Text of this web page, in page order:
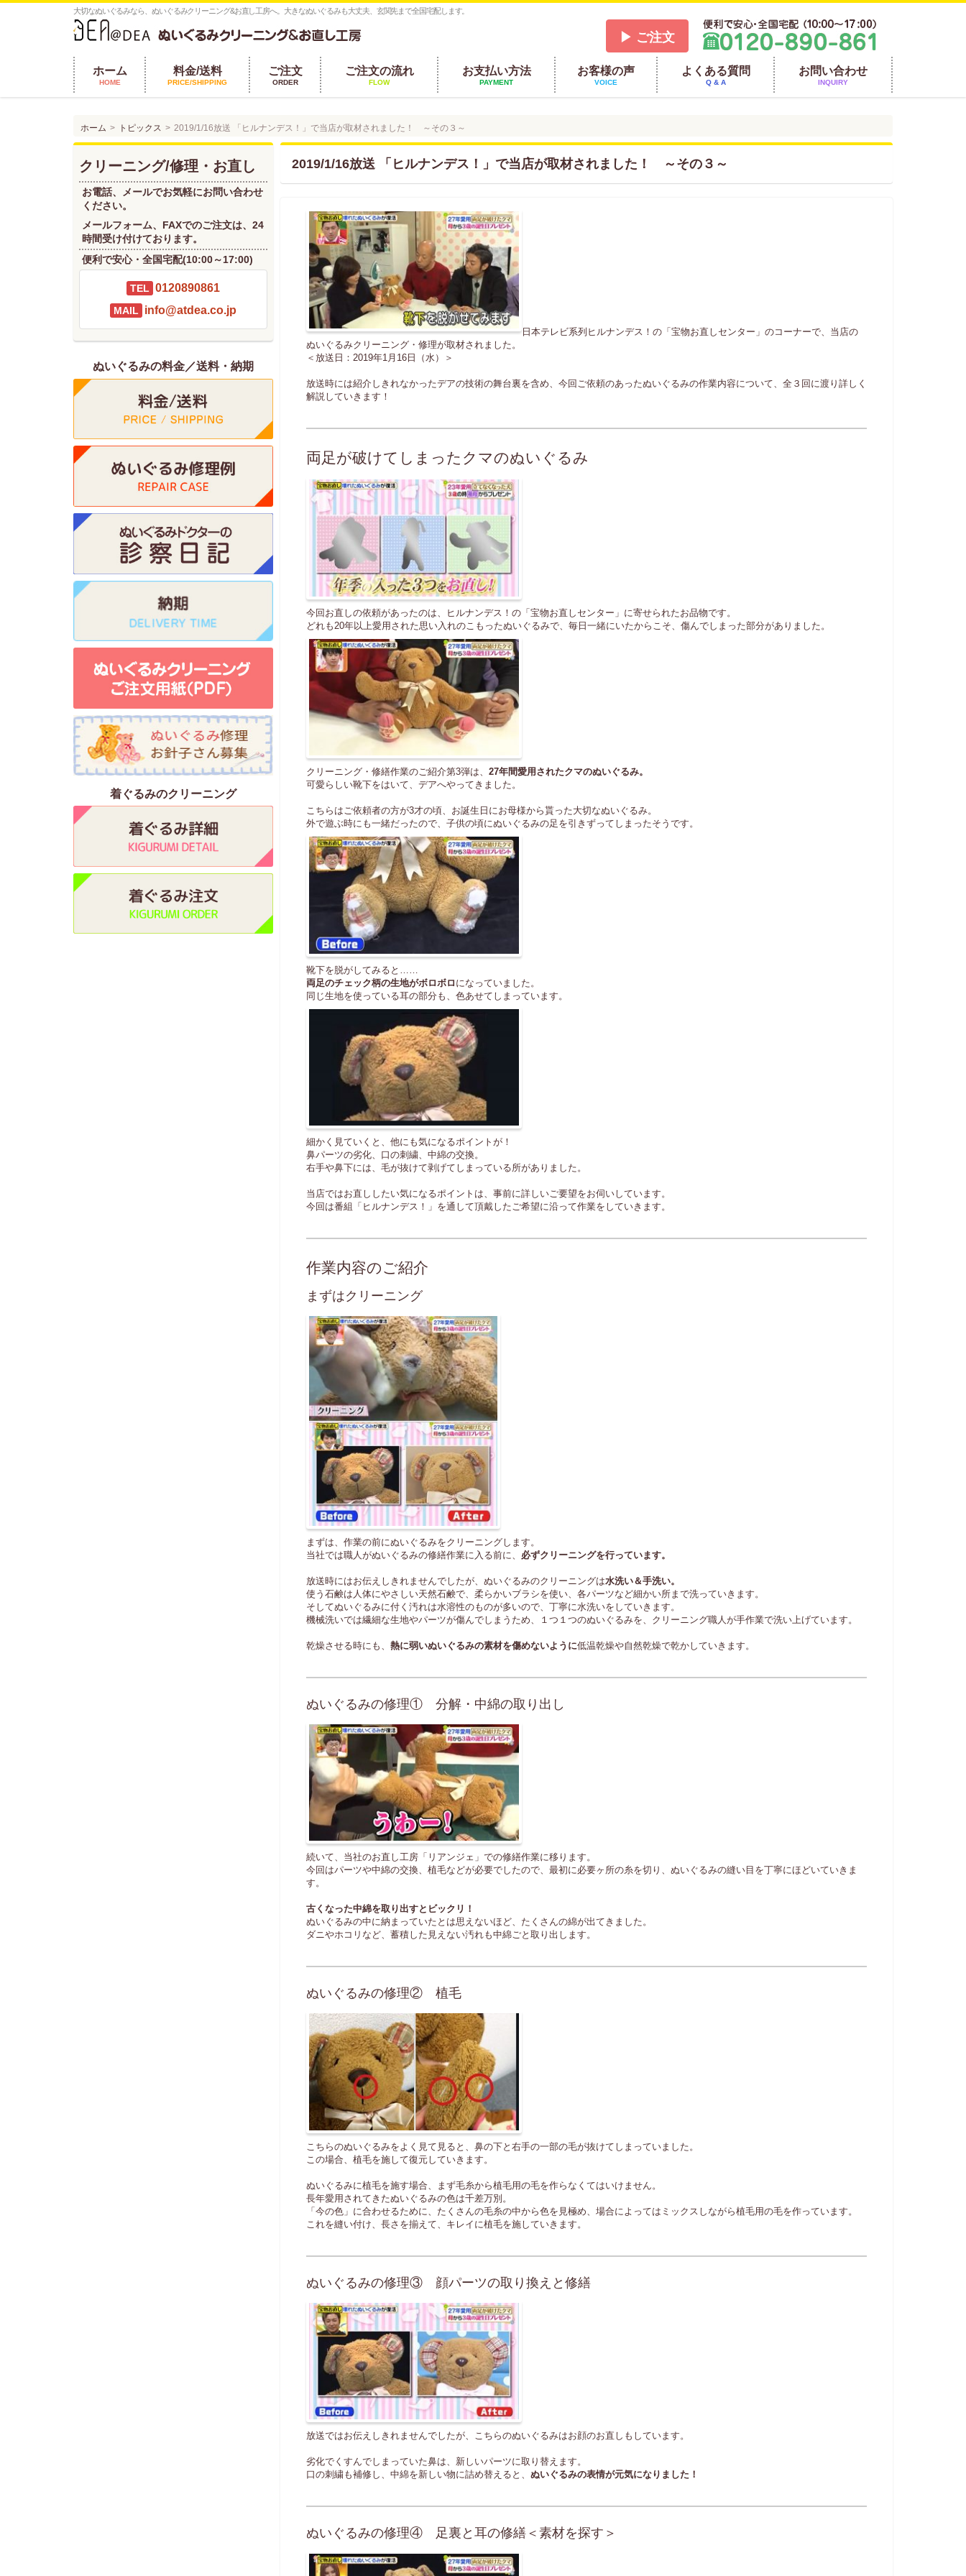
大切なぬいぐるみなら、ぬいぐるみクリーニング&お直し工房へ。大きなぬいぐるみも大丈夫、玄関先まで全国宅配します。
▶ ご注文
ホーム
HOME
料金/送料
PRICE/SHIPPING
ご注文
ORDER
ご注文の流れ
FLOW
お支払い方法
PAYMENT
お客様の声
VOICE
よくある質問
Q & A
お問い合わせ
INQUIRY
ホーム トピックス 2019/1/16放送 「ヒルナンデス！」で当店が取材されました！ ～その３～
2019/1/16放送 「ヒルナンデス！」で当店が取材されました！ ～その３～
日本テレビ系列ヒルナンデス！の「宝物お直しセンター」のコーナーで、当店の
ぬいぐるみクリーニング・修理が取材されました。
＜放送日：2019年1月16日（水）＞
放送時には紹介しきれなかったデアの技術の舞台裏を含め、今回ご依頼のあったぬいぐるみの作業内容について、全３回に渡り詳しく
解説していきます！
両足が破けてしまったクマのぬいぐるみ
今回お直しの依頼があったのは、ヒルナンデス！の「宝物お直しセンター」に寄せられたお品物です。
どれも20年以上愛用された思い入れのこもったぬいぐるみで、毎日一緒にいたからこそ、傷んでしまった部分がありました。
クリーニング・修繕作業のご紹介第3弾は、 27年間愛用されたクマのぬいぐるみ。
可愛らしい靴下をはいて、デアへやってきました。
こちらはご依頼者の方が3才の頃、お誕生日にお母様から貰った大切なぬいぐるみ。
外で遊ぶ時にも一緒だったので、子供の頃にぬいぐるみの足を引きずってしまったそうです。
靴下を脱がしてみると……
両足のチェック柄の生地がボロボロ になっていました。
同じ生地を使っている耳の部分も、色あせてしまっています。
細かく見ていくと、他にも気になるポイントが！
鼻パーツの劣化、口の刺繍、中綿の交換。
右手や鼻下には、毛が抜けて剥げてしまっている所がありました。
当店ではお直ししたい気になるポイントは、事前に詳しいご要望をお伺いしています。
今回は番組「ヒルナンデス！」を通して頂戴したご希望に沿って作業をしていきます。
作業内容のご紹介
まずはクリーニング
まずは、作業の前にぬいぐるみをクリーニングします。
当社では職人がぬいぐるみの修繕作業に入る前に、 必ずクリーニングを行っています。
放送時にはお伝えしきれませんでしたが、ぬいぐるみのクリーニングは水洗い＆手洗い。
使う石鹸は人体にやさしい天然石鹸で、柔らかいブラシを使い、各パーツなど細かい所まで洗っていきます。
そしてぬいぐるみに付く汚れは水溶性のものが多いので、丁寧に水洗いをしていきます。
機械洗いでは繊細な生地やパーツが傷んでしまうため、１つ１つのぬいぐるみを、クリーニング職人が手作業で洗い上げています。
乾燥させる時にも、 熱に弱いぬいぐるみの素材を傷めないように低温乾燥や自然乾燥で乾かしていきます。
ぬいぐるみの修理① 分解・中綿の取り出し
続いて、当社のお直し工房「リアンジェ」での修繕作業に移ります。
今回はパーツや中綿の交換、植毛などが必要でしたので、最初に必要ヶ所の糸を切り、ぬいぐるみの縫い目を丁寧にほどいていきま
す。
古くなった中綿を取り出すとビックリ！
ぬいぐるみの中に納まっていたとは思えないほど、たくさんの綿が出てきました。
ダニやホコリなど、蓄積した見えない汚れも中綿ごと取り出します。
ぬいぐるみの修理② 植毛
こちらのぬいぐるみをよく見て見ると、鼻の下と右手の一部の毛が抜けてしまっていました。
この場合、植毛を施して復元していきます。
ぬいぐるみに植毛を施す場合、まず毛糸から植毛用の毛を作らなくてはいけません。
長年愛用されてきたぬいぐるみの色は千差万別。
「今の色」に合わせるために、たくさんの毛糸の中から色を見極め、場合によってはミックスしながら植毛用の毛を作っています。
これを縫い付け、長さを揃えて、キレイに植毛を施していきます。
ぬいぐるみの修理③ 顔パーツの取り換えと修繕
放送ではお伝えしきれませんでしたが、こちらのぬいぐるみはお顔のお直しもしています。
劣化でくすんでしまっていた鼻は、新しいパーツに取り替えます。
口の刺繍も補修し、中綿を新しい物に詰め替えると、 ぬいぐるみの表情が元気になりました！
ぬいぐるみの修理④ 足裏と耳の修繕＜素材を探す＞
クリーニング/修理・お直し
お電話、メールでお気軽にお問い合わせ
ください。
メールフォーム、FAXでのご注文は、24
時間受け付けております。
便利で安心・全国宅配(10:00～17:00)
TEL 0120890861
MAIL info@atdea.co.jp
ぬいぐるみの料金／送料・納期
着ぐるみのクリーニング